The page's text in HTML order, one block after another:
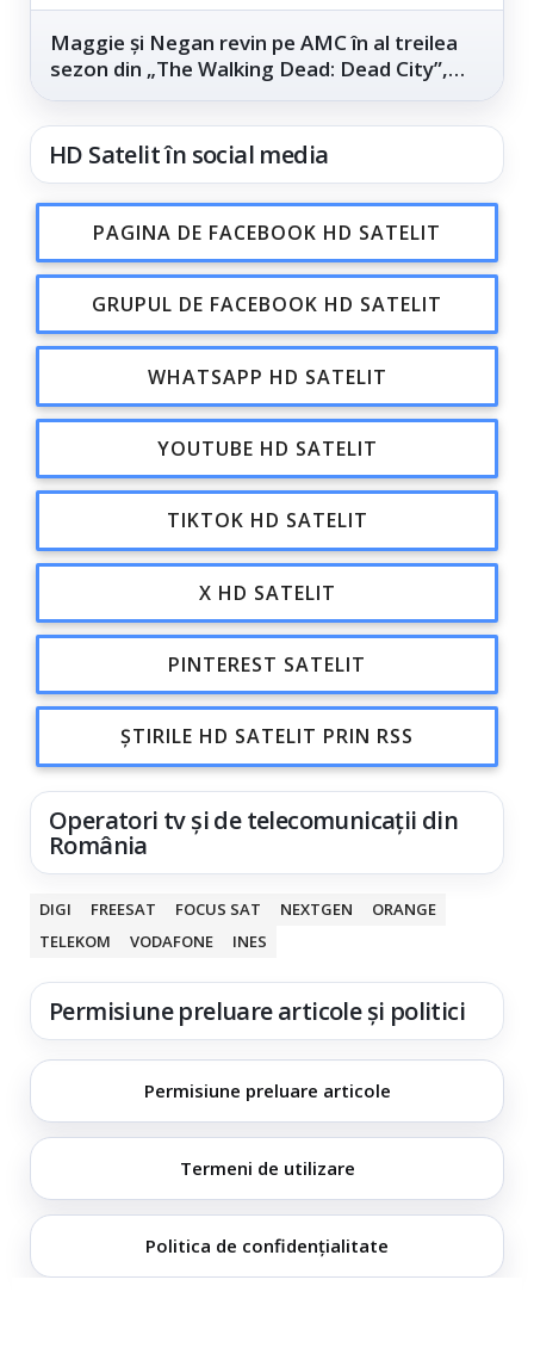
Maggie și Negan revin pe AMC în al treilea
sezon din „The Walking Dead: Dead City”,
HD Satelit în social media
PAGINA DE FACEBOOK HD SATELIT
GRUPUL DE FACEBOOK HD SATELIT
WHATSAPP HD SATELIT
YOUTUBE HD SATELIT
TIKTOK HD SATELIT
X HD SATELIT
PINTEREST SATELIT
ȘTIRILE HD SATELIT PRIN RSS
Operatori tv și de telecomunicații din
România
DIGI FREESAT FOCUS SAT NEXTGEN
ORANGE
TELEKOM
VODAFONE INES
Permisiune preluare articole și politici
Permisiune preluare articole
Termeni de utilizare
Politica de confidențialitate